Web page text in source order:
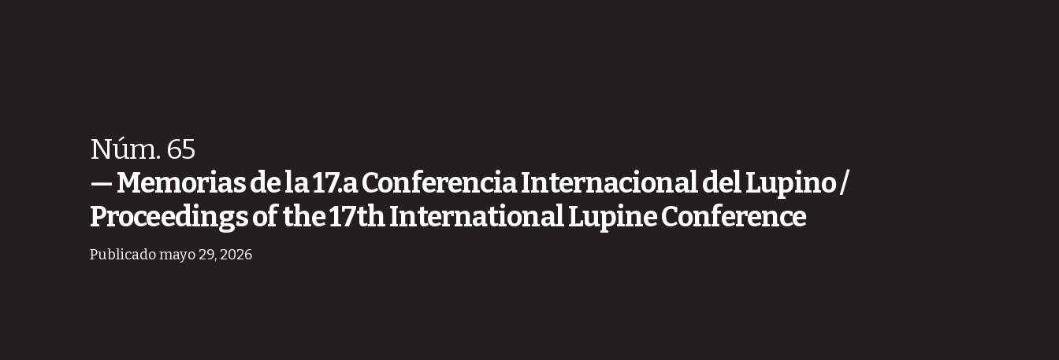
Núm. 65
Memorias de la 17.a Conferencia Internacional del Lupino /
Proceedings of the 17th International Lupine Conference
Publicado mayo 29, 2026